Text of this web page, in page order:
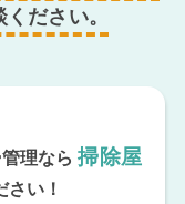
ださい。
理なら 掃除屋
い！